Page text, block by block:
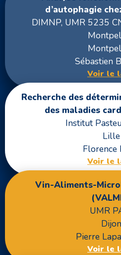
d’autophagie
DIMNP, UMR 5235
Sébastien
Voir le
Recherche des
des maladies
Institut
Lille
Florence
Voir le
Vin-Aliments-
UMR
Dijon
Pierre
Voir le